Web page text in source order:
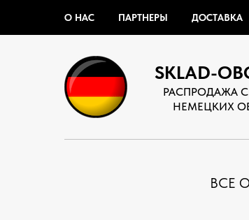
О НАС ПАРТНЕРЫ ДОСТАВКА
SKLAD-
РАСПРОДАЖА
НЕМЕЦКИХ
ВСЕ